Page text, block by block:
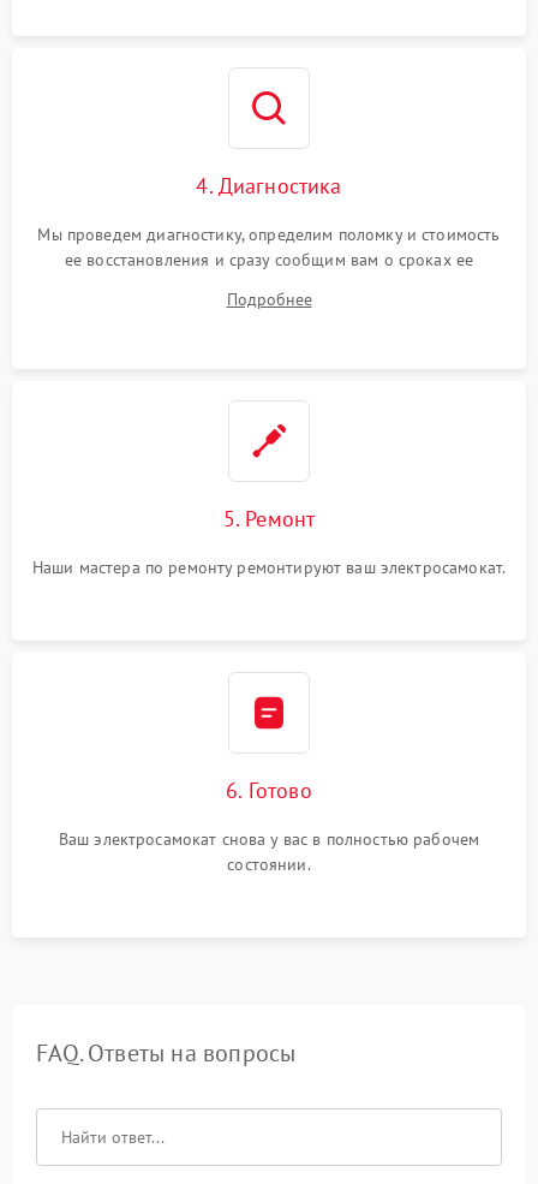
4. Диагностика
Мы проведем диагностику, определим поломку и стоимость
ее восстановления и сразу сообщим вам о сроках ее
Подробнее
5. Ремонт
Наши мастера по ремонту ремонтируют ваш электросамокат.
6. Готово
Ваш электросамокат снова у вас в полностью рабочем
состоянии.
FAQ. Ответы на вопросы